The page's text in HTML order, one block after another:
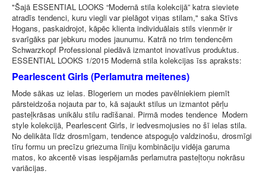
"Šajā ESSENTIAL LOOKS “Modernā stila kolekcijā” katra sieviete
atradīs tendenci, kuru viegli var pielāgot viņas stilam," saka Stīvs
Hogans, paskaidrojot, kāpēc klienta individuālais stils vienmēr ir
svarīgāks par jebkuru modes jaunumu. Katrā no trim tendencēm
Schwarzkopf Professional piedāvā izmantot inovatīvus produktus.
ESSENTIAL LOOKS 1/2015 Modernā stila kolekcijas īss apraksts:
Pearlescent Girls (Perlamutra meitenes)
Mode sākas uz ielas. Blogeriem un modes pavēlniekiem piemīt
pārsteidzoša nojauta par to, kā sajaukt stilus un izmantot pērļu
pasteļkrāsas unikālu stilu radīšanai. Pirmā modes tendence Modern
style kolekcijā, Pearlescent Girls, ir iedvesmojusies no šī ielas stila.
No delikāta līdz drosmīgam, tendence atspoguļo valdzinošu, drosmīgi
tīru formu un precīzu griezuma līniju kombināciju vidēja garuma
matos, ko akcentē visas iespējamās perlamutra pasteļtoņu nokrāsu
variācijas.